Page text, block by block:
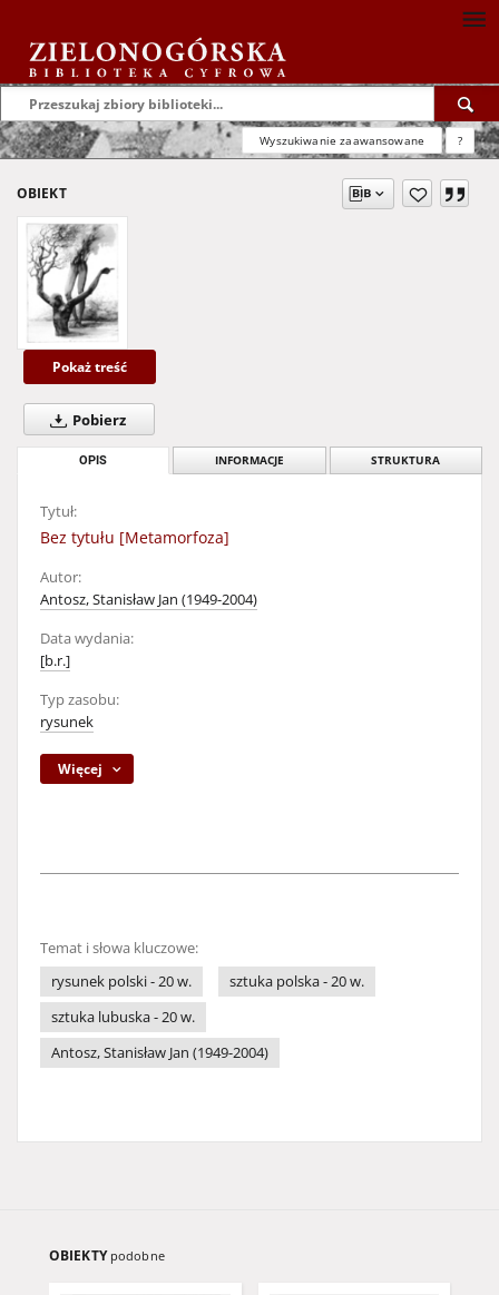
Wyszukiwanie zaawansowane ?
OBIEKT
Pokaż treść
Pobierz
OPIS INFORMACJE STRUKTURA
Tytuł:
Bez tytułu [Metamorfoza]
Autor:
Antosz, Stanisław Jan (1949-2004)
Data wydania:
[b.r.]
Typ zasobu:
rysunek
Więcej
Temat i słowa kluczowe:
rysunek polski - 20 w.
sztuka polska - 20 w.
sztuka lubuska - 20 w.
Antosz, Stanisław Jan (1949-2004)
OBIEKTY podobne